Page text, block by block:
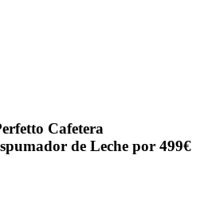
Cafetera
de Leche por 499€